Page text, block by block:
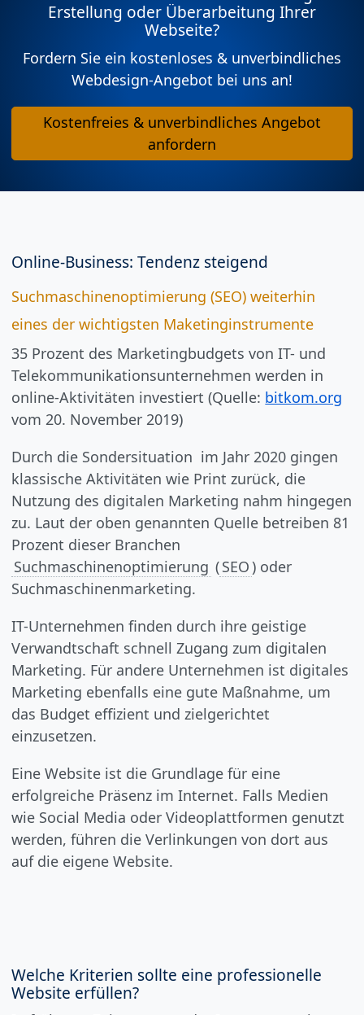
Erstellung oder Überarbeitung Ihrer
Webseite?
Fordern Sie ein kostenloses & unverbindliches
Webdesign-Angebot bei uns an!
Kostenfreies & unverbindliches Angebot
anfordern
Online-Business: Tendenz steigend
Suchmaschinenoptimierung (SEO) weiterhin
eines der wichtigsten Maketinginstrumente
35 Prozent des Marketingbudgets von IT- und
Telekommunikationsunternehmen werden in
online-Aktivitäten investiert (Quelle: bitkom.org
vom 20. November 2019)
Durch die Sondersituation im Jahr 2020 gingen
klassische Aktivitäten wie Print zurück, die
Nutzung des digitalen Marketing nahm hingegen
zu. Laut der oben genannten Quelle betreiben 81
Prozent dieser Branchen
Suchmaschinenoptimierung (SEO) oder
Suchmaschinenmarketing.
IT-Unternehmen finden durch ihre geistige
Verwandtschaft schnell Zugang zum digitalen
Marketing. Für andere Unternehmen ist digitales
Marketing ebenfalls eine gute Maßnahme, um
das Budget effizient und zielgerichtet
einzusetzen.
Eine Website ist die Grundlage für eine
erfolgreiche Präsenz im Internet. Falls Medien
wie Social Media oder Videoplattformen genutzt
werden, führen die Verlinkungen von dort aus
auf die eigene Website.
Welche Kriterien sollte eine professionelle
Website erfüllen?